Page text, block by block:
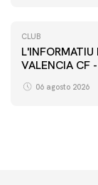
CLUB
L'INFORMATIU DEL
VALENCIA
06 agosto 2026